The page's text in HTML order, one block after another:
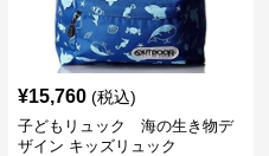
¥15,760 (税込)
子どもリュック 海の生き物デ
ザイン キッズリュック